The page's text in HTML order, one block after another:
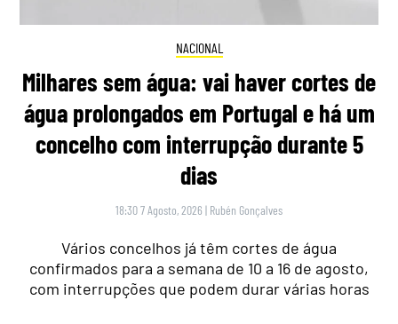
NACIONAL
Milhares sem água: vai haver cortes de
água prolongados em Portugal e há um
concelho com interrupção durante 5
dias
18:30 7 Agosto, 2026 | Rubén Gonçalves
Vários concelhos já têm cortes de água
confirmados para a semana de 10 a 16 de agosto,
com interrupções que podem durar várias horas